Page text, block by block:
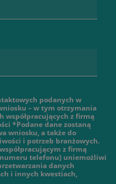
podanych w
– w tym otrzymania
z firmą
*Podane dane zostaną
wniosku, a także do
i potrzeb branżowych.
z firmą
telefonu) uniemożliwi
danych
i innych kwestiach,